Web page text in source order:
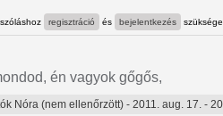
regisztráció és bejelentkezés
én vagyok gőgős,
Nóra (nem ellenőrzött) - 2011. aug. 17. -